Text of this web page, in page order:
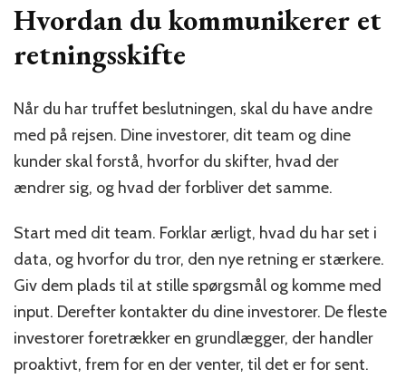
Hvordan du kommunikerer et
retningsskifte
Når du har truffet beslutningen, skal du have andre
med på rejsen. Dine investorer, dit team og dine
kunder skal forstå, hvorfor du skifter, hvad der
ændrer sig, og hvad der forbliver det samme.
Start med dit team. Forklar ærligt, hvad du har set i
data, og hvorfor du tror, den nye retning er stærkere.
Giv dem plads til at stille spørgsmål og komme med
input. Derefter kontakter du dine investorer. De fleste
investorer foretrækker en grundlægger, der handler
proaktivt, frem for en der venter, til det er for sent.